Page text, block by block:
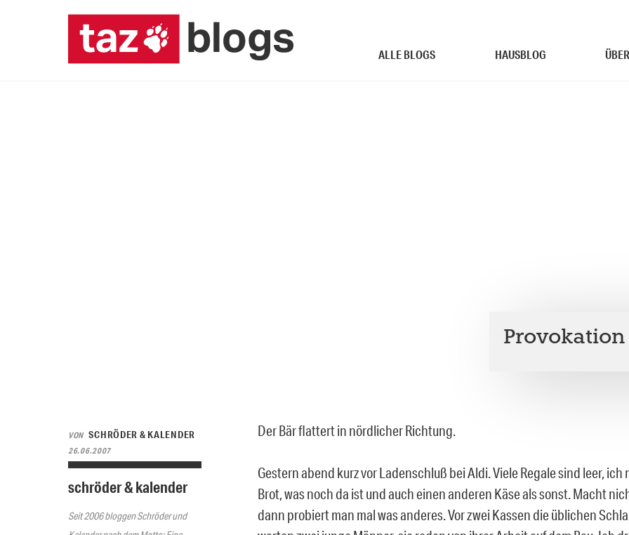
ALLE BLOGS HAUSBLOG
VON SCHRÖDER & KALENDER
26.06.2007
schröder & kalender
Seit 2006 bloggen Schröder und
Der Bär flattert in nördlicher Richtung.
Gestern abend kurz vor Ladenschluß bei Aldi. Viele Regale sind leer, ich
Brot, was noch da ist und auch einen anderen Käse als sonst. Macht
dann probiert man mal was anderes. Vor zwei Kassen die üblichen